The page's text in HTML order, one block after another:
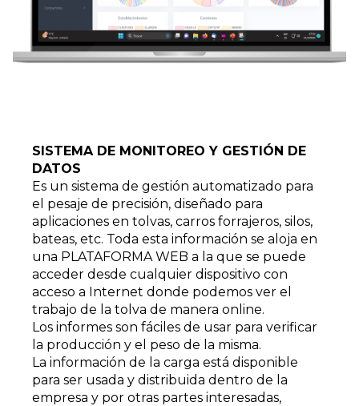
SISTEMA DE MONITOREO Y GESTIÓN DE
DATOS
Es un sistema de gestión automatizado para
el pesaje de precisión, diseñado para
aplicaciones en tolvas, carros forrajeros, silos,
bateas, etc. Toda esta información se aloja en
una PLATAFORMA WEB a la que se puede
acceder desde cualquier dispositivo con
acceso a Internet donde podemos ver el
trabajo de la tolva de manera online.
Los informes son fáciles de usar para verificar
la producción y el peso de la misma.
La información de la carga está disponible
para ser usada y distribuida dentro de la
empresa y por otras partes interesadas,